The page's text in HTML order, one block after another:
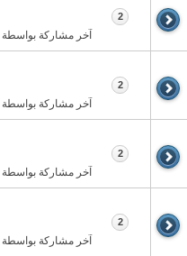
آخر مشاركة بواسطة
2
آخر مشاركة بواسطة
2
آخر مشاركة بواسطة
2
آخر مشاركة بواسطة
2